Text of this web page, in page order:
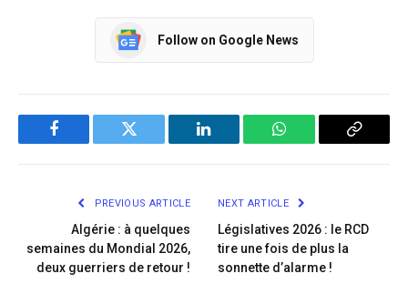
Follow on Google News
Facebook Twitter LinkedIn WhatsApp Copy
PREVIOUS ARTICLE
Algérie : à quelques
semaines du Mondial 2026,
deux guerriers de retour !
NEXT ARTICLE
Législatives 2026 : le RCD
tire une fois de plus la
sonnette d’alarme !